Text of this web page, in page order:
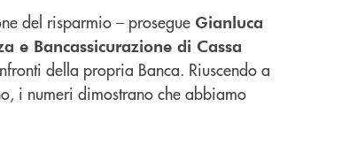
del risparmio – prosegue Gianluca
e Bancassicurazione di Cassa
della propria Banca. Riuscendo a
i numeri dimostrano che abbiamo